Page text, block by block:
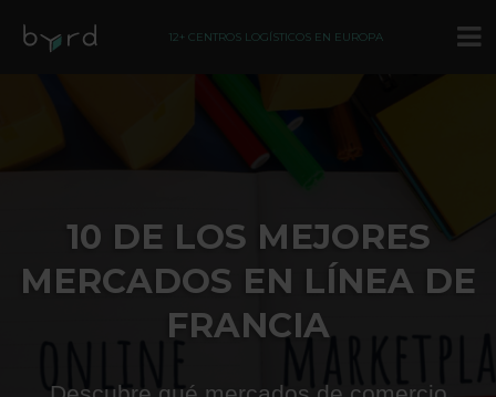
12+ CENTROS LOGÍSTICOS EN EUROPA
10 DE LOS MEJORES
MERCADOS EN LÍNEA DE
FRANCIA